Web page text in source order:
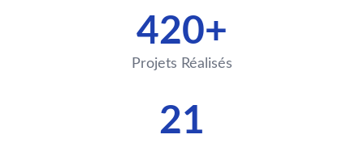
420+
Projets Réalisés
21